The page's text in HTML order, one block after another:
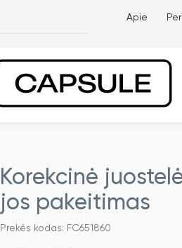
Apie
Korekcinė
jos pakeitimas
Prekės kodas: FC651860